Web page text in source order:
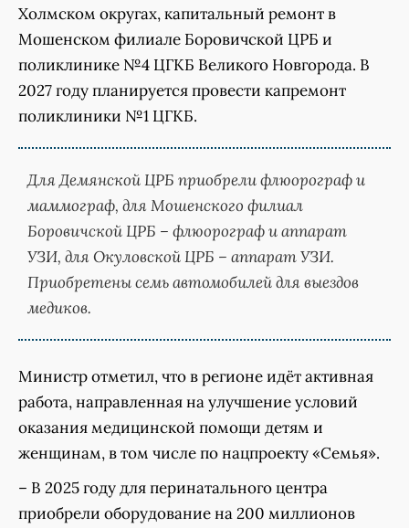
Холмском округах, капитальный ремонт в
Мошенском филиале Боровичской ЦРБ и
поликлинике №4 ЦГКБ Великого Новгорода. В
2027 году планируется провести капремонт
поликлиники №1 ЦГКБ.
Для Демянской ЦРБ приобрели флюорограф и
маммограф, для Мошенского филиал
Боровичской ЦРБ – флюорограф и аппарат
УЗИ, для Окуловской ЦРБ – аппарат УЗИ.
Приобретены семь автомобилей для выездов
медиков.
Министр отметил, что в регионе идёт активная
работа, направленная на улучшение условий
оказания медицинской помощи детям и
женщинам, в том числе по нацпроекту «Семья».
– В 2025 году для перинатального центра
приобрели оборудование на 200 миллионов